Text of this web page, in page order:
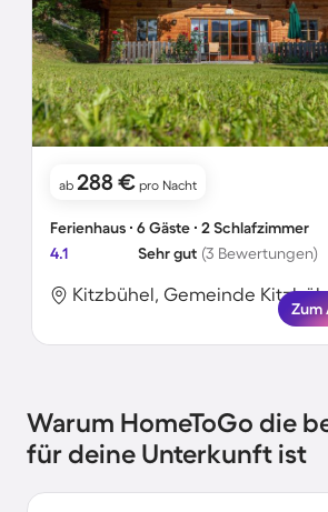
ab 288 € pro Nacht
Ferienhaus ∙ 6 Gäste ∙ 2 Schlafzimmer
4.1
Sehr gut (3 Bewertungen)
Zum
Warum HomeToGo die
für deine Unterkunft ist